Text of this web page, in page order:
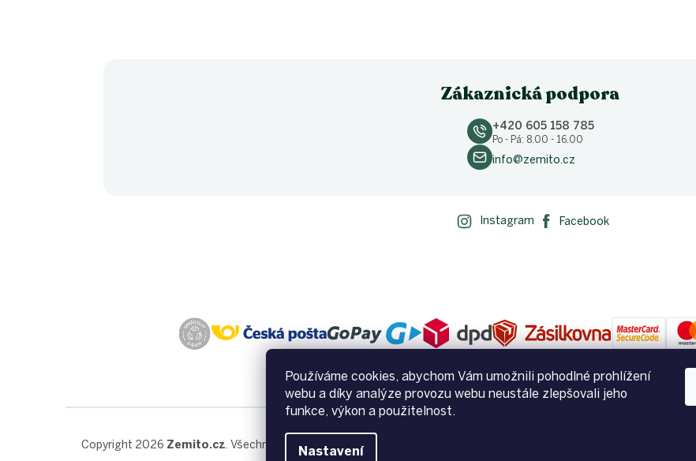
Používáme cookies, abychom Vám umožnili pohodlné prohlížení
webu a díky analýze provozu webu neustále zlepšovali jeho
funkce, výkon a použitelnost.
Nastavení
Zákaznická podpora
+420 605 158 785
Po - Pá: 8.00 - 16.00
info@zemito.cz
Instagram Facebook
Copyright 2026 Zemito.cz. Všechna práva vyhrazena.